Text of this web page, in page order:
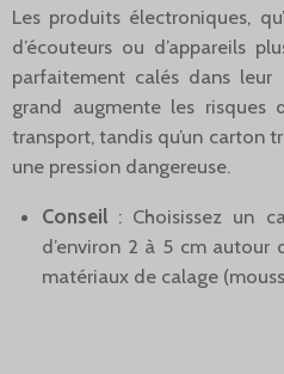
Les produits électroniques,
d’écouteurs ou d’appareils
parfaitement calés dans
grand augmente les risques
transport, tandis qu’un carton
une pression dangereuse.
Conseil : Choisissez un
d’environ 2 à 5 cm
matériaux de calage